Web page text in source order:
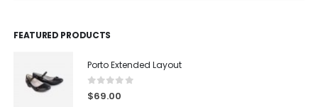
FEATURED PRODUCTS
Porto Extended Layout
0 out of 5
$69.00